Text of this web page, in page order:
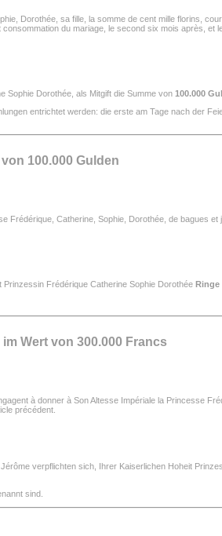
Dorothée, sa fille, la somme de cent mille florins,
du mariage, le second six mois après, et
Sophie Dorothée, als Mitgift die Summe von 100.000
entrichtet werden: die erste am Tage nach der
100.000 Gulden
Frédérique, Catherine, Sophie, Dorothée, de bagues
Frédérique Catherine Sophie Dorothée
Wert von 300.000 Francs
à donner à Son Altesse Impériale la Princesse
précédent.
verpflichten sich, Ihrer Kaiserlichen Hoheit
sind.